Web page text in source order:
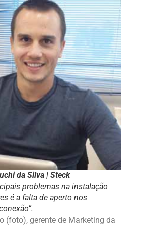
da Silva | Steck
problemas na instalação
é a falta de aperto nos
(foto), gerente de Marketing da